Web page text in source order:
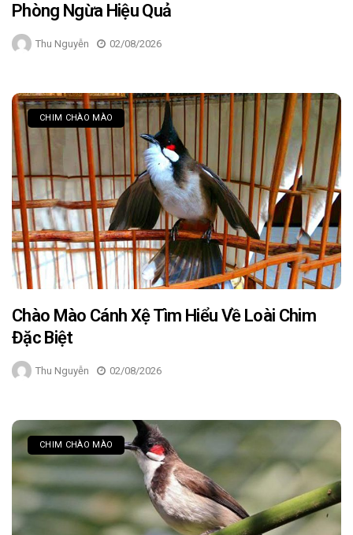
Phòng Ngừa Hiệu Quả
Thu Nguyễn 02/08/2026
CHIM CHÀO MÀO
Chào Mào Cánh Xệ Tìm Hiểu Về Loài Chim
Đặc Biệt
Thu Nguyễn 02/08/2026
CHIM CHÀO MÀO